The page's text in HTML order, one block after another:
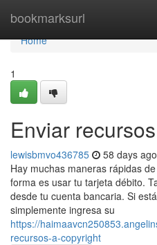
bookmarksurl
Home
Home
1
Enviar
lewisbmvo436785 58 days ago
Hay muchas maneras rápidas
forma es usar tu tarjeta débito.
desde tu cuenta bancaria. Si
simplemente ingresa su
https://
recursos-a-copyright